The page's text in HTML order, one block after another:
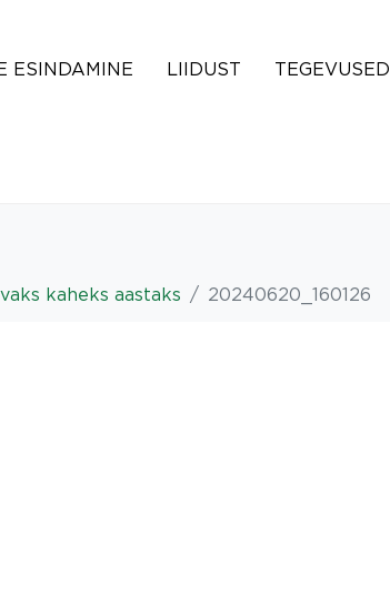
ESINDAMINE LIIDUST TEGEVUSED
kaheks aastaks 20240620_160126